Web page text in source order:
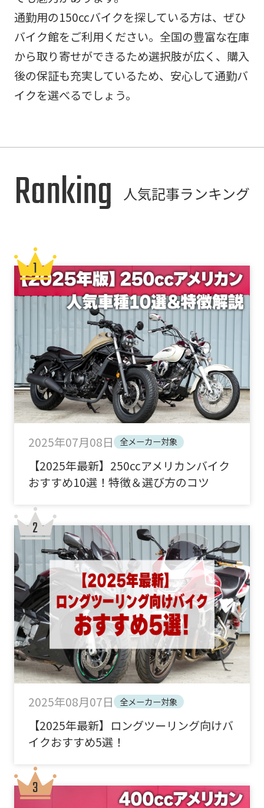
通勤用の150ccバイクを探している方は、ぜひ
バイク館をご利用ください。全国の豊富な在庫
から取り寄せができるため選択肢が広く、購入
後の保証も充実しているため、安心して通勤バ
イクを選べるでしょう。
Ranking 人気記事ランキング
2025年07月08日 全メーカー対象
【2025年最新】250ccアメリカンバイク
おすすめ10選！特徴＆選び方のコツ
2025年08月07日 全メーカー対象
【2025年最新】ロングツーリング向けバ
イクおすすめ5選！